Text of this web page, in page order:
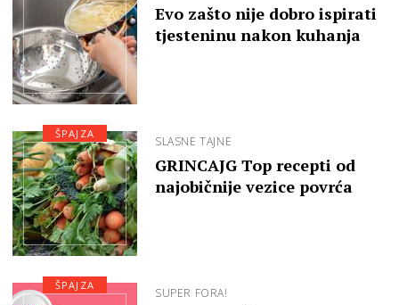
Evo zašto nije dobro ispirati
tjesteninu nakon kuhanja
SLASNE TAJNE
GRINCAJG Top recepti od
najobičnije vezice povrća
ŠPAJZA
SUPER FORA!
ŠPAJZA